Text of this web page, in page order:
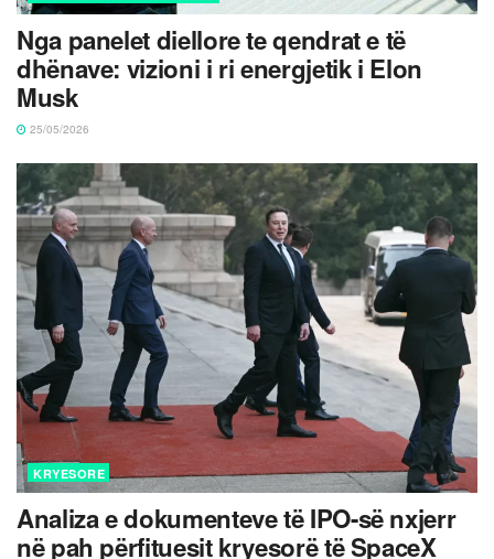
Nga panelet diellore te qendrat e të
dhënave: vizioni i ri energjetik i Elon
Musk
25/05/2026
KRYESORE
Analiza e dokumenteve të IPO-së nxjerr
në pah përfituesit kryesorë të SpaceX